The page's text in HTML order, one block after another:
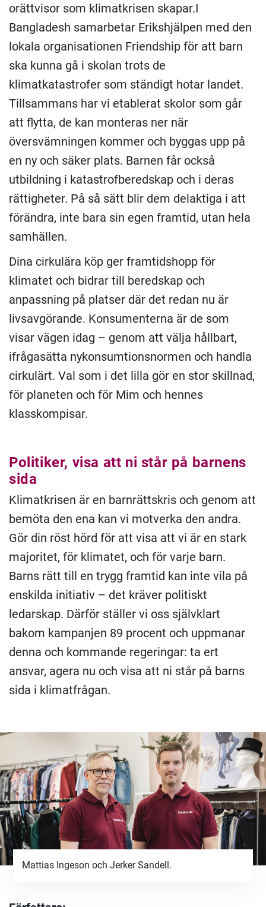
orättvisor som klimatkrisen skapar.I
Bangladesh samarbetar Erikshjälpen med den
lokala organisationen Friendship för att barn
ska kunna gå i skolan trots de
klimatkatastrofer som ständigt hotar landet.
Tillsammans har vi etablerat skolor som går
att flytta, de kan monteras ner när
översvämningen kommer och byggas upp på
en ny och säker plats. Barnen får också
utbildning i katastrofberedskap och i deras
rättigheter. På så sätt blir dem delaktiga i att
förändra, inte bara sin egen framtid, utan hela
samhällen.
Dina cirkulära köp ger framtidshopp för
klimatet och bidrar till beredskap och
anpassning på platser där det redan nu är
livsavgörande. Konsumenterna är de som
visar vägen idag – genom att välja hållbart,
ifrågasätta nykonsumtionsnormen och handla
cirkulärt. Val som i det lilla gör en stor skillnad,
för planeten och för Mim och hennes
klasskompisar.
Politiker, visa att ni står på barnens
sida
Klimatkrisen är en barnrättskris och genom att
bemöta den ena kan vi motverka den andra.
Gör din röst hörd för att visa att vi är en stark
majoritet, för klimatet, och för varje barn.
Barns rätt till en trygg framtid kan inte vila på
enskilda initiativ – det kräver politiskt
ledarskap. Därför ställer vi oss självklart
bakom kampanjen 89 procent och uppmanar
denna och kommande regeringar: ta ert
ansvar, agera nu och visa att ni står på barns
sida i klimatfrågan.
Mattias Ingeson och Jerker Sandell.